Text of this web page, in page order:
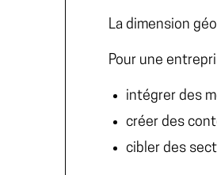
La dimension
Pour une
intégrer des
créer des
cibler des